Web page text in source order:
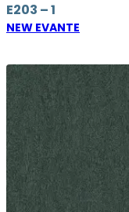
E203 – 1
NEW EVANTE